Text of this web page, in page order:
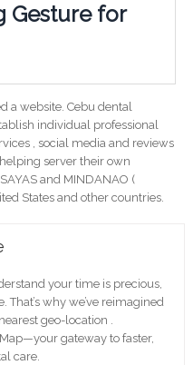
Gesture for
a website. Cebu dental
individual professional
, social media and reviews
server their own
and MINDANAO (
States and other countries.
your time is precious,
That’s why we’ve reimagined
geo-location .
gateway to faster,
care.